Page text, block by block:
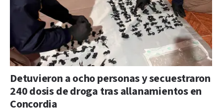
Detuvieron a ocho personas y secuestraron
240 dosis de droga tras allanamientos en
Concordia